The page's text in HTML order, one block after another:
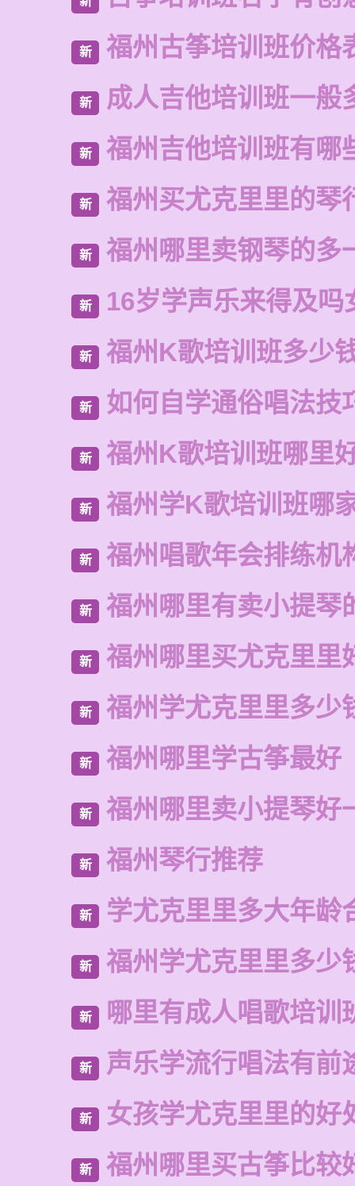
新 福州古筝培训班价格
新 成人吉他培训班一般
新 福州吉他培训班有哪
新 福州买尤克里里的琴
新 福州哪里卖钢琴的多
新 16岁学声乐来得及吗
新 福州K歌培训班多少
新 如何自学通俗唱法技
新 福州K歌培训班哪里
新 福州学K歌培训班哪
新 福州唱歌年会排练机
新 福州哪里有卖小提琴
新 福州哪里买尤克里里
新 福州学尤克里里多少
新 福州哪里学古筝最好
新 福州哪里卖小提琴好
新 福州琴行推荐
新 学尤克里里多大年龄
新 福州学尤克里里多少
新 哪里有成人唱歌培训
新 声乐学流行唱法有前
新 女孩学尤克里里的好
新 福州哪里买古筝比较